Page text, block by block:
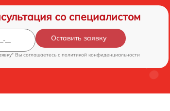
со специалистом
Оставить заявку
Вы соглашаетесь c политикой конфиденциальности